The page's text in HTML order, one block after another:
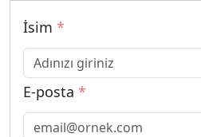
İsim *
E-posta *